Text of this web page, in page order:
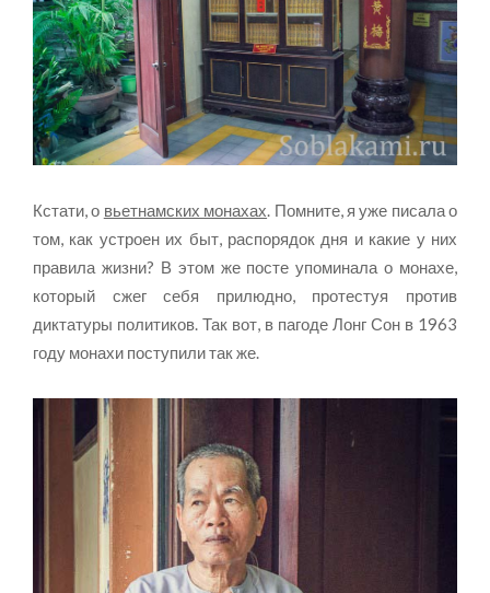
Кстати, о вьетнамских монахах. Помните, я уже писала о
том, как устроен их быт, распорядок дня и какие у них
правила жизни? В этом же посте упоминала о монахе,
который сжег себя прилюдно, протестуя против
диктатуры политиков. Так вот, в пагоде Лонг Сон в 1963
году монахи поступили так же.